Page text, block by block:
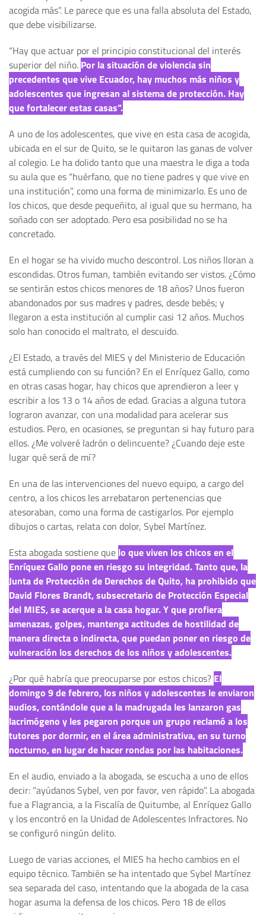
acogida más”. Le parece que es una falla absoluta del Estado,
que debe visibilizarse.
“Hay que actuar por el principio constitucional del interés
superior del niño. Por la situación de violencia sin
precedentes que vive Ecuador, hay muchos más niños y
adolescentes que ingresan al sistema de protección. Hay
que fortalecer estas casas”.
A uno de los adolescentes, que vive en esta casa de acogida,
ubicada en el sur de Quito, se le quitaron las ganas de volver
al colegio. Le ha dolido tanto que una maestra le diga a toda
su aula que es “huérfano, que no tiene padres y que vive en
una institución”, como una forma de minimizarlo. Es uno de
los chicos, que desde pequeñito, al igual que su hermano, ha
soñado con ser adoptado. Pero esa posibilidad no se ha
concretado.
En el hogar se ha vivido mucho descontrol. Los niños lloran a
escondidas. Otros fuman, también evitando ser vistos. ¿Cómo
se sentirán estos chicos menores de 18 años? Unos fueron
abandonados por sus madres y padres, desde bebés; y
llegaron a esta institución al cumplir casi 12 años. Muchos
solo han conocido el maltrato, el descuido.
¿El Estado, a través del MIES y del Ministerio de Educación
está cumpliendo con su función? En el Enríquez Gallo, como
en otras casas hogar, hay chicos que aprendieron a leer y
escribir a los 13 o 14 años de edad. Gracias a alguna tutora
lograron avanzar, con una modalidad para acelerar sus
estudios. Pero, en ocasiones, se preguntan si hay futuro para
ellos. ¿Me volveré ladrón o delincuente? ¿Cuando deje este
lugar qué será de mí?
En una de las intervenciones del nuevo equipo, a cargo del
centro, a los chicos les arrebataron pertenencias que
atesoraban, como una forma de castigarlos. Por ejemplo
dibujos o cartas, relata con dolor, Sybel Martínez.
Esta abogada sostiene que lo que viven los chicos en el
Enríquez Gallo pone en riesgo su integridad. Tanto que, la
Junta de Protección de Derechos de Quito, ha prohibido que
David Flores Brandt,subsecretario de Protección Especial
del MIES, se acerque a la casa hogar. Y que profiera
amenazas, golpes, mantenga actitudes de hostilidad de
manera directa o indirecta, que puedan poner en riesgo de
vulneración los derechos de los niños y adolescentes.
¿Por qué habría que preocuparse por estos chicos? El
domingo 9 de febrero, los niños y adolescentes le enviaron
audios, contándole que a la madrugada les lanzaron gas
lacrimógeno y les pegaron porque un grupo reclamó a los
tutores por dormir, en el área administrativa, en su turno
nocturno, en lugar de hacer rondas por las habitaciones.
En el audio, enviado a la abogada, se escucha a uno de ellos
decir: “ayúdanos Sybel, ven por favor, ven rápido”. La abogada
fue a Flagrancia, a la Fiscalía de Quitumbe, al Enríquez Gallo
y los encontró en la Unidad de Adolescentes Infractores. No
se configuró ningún delito.
Luego de varias acciones, el MIES ha hecho cambios en el
equipo técnico. También se ha intentado que Sybel Martínez
sea separada del caso, intentando que la abogada de la casa
hogar asuma la defensa de los chicos. Pero 18 de ellos